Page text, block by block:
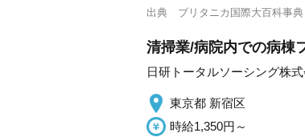
出典 ブリタニカ国際大百科事
清掃業/病院内での病棟
日研トータルソーシング株
東京都 新宿区
時給1,350円～